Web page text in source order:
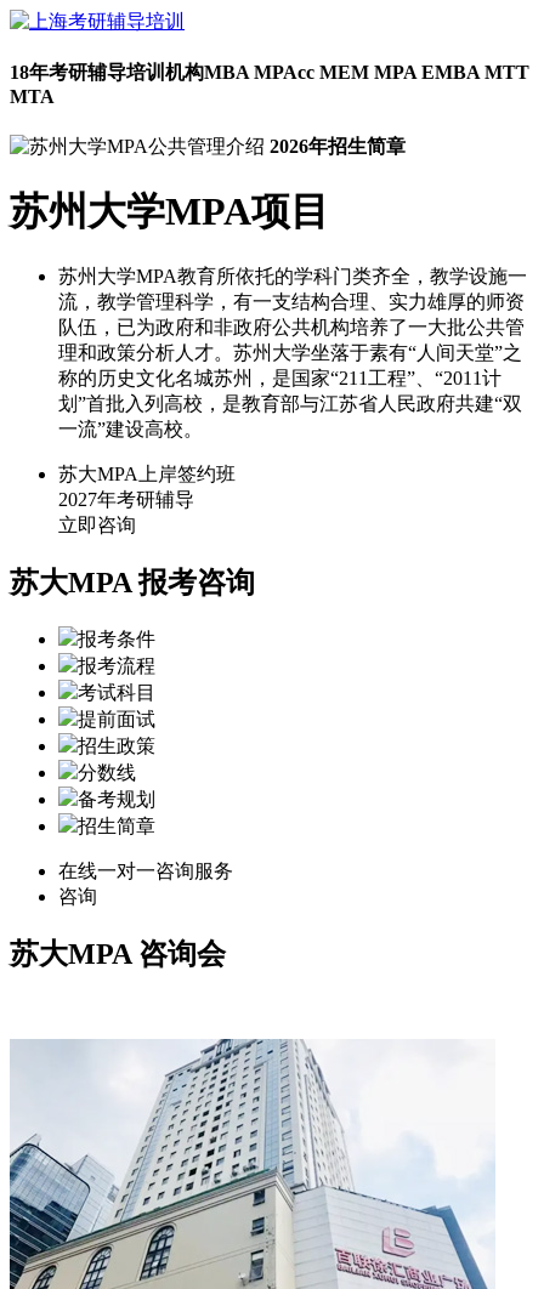
18年考研辅导培训机构MBA MPAcc MEM MPA EMBA MTT
MTA
2026年招生简章
苏州大学MPA项目
苏州大学MPA教育所依托的学科门类齐全，教学设施一
流，教学管理科学，有一支结构合理、实力雄厚的师资
队伍，已为政府和非政府公共机构培养了一大批公共管
理和政策分析人才。苏州大学坐落于素有“人间天堂”之
称的历史文化名城苏州，是国家“211工程”、“2011计
划”首批入列高校，是教育部与江苏省人民政府共建“双
一流”建设高校。
苏大MPA上岸签约班
2027年考研辅导
立即咨询
苏大MPA 报考咨询
报考条件
报考流程
考试科目
提前面试
招生政策
分数线
备考规划
招生简章
在线一对一咨询服务
咨询
苏大MPA 咨询会